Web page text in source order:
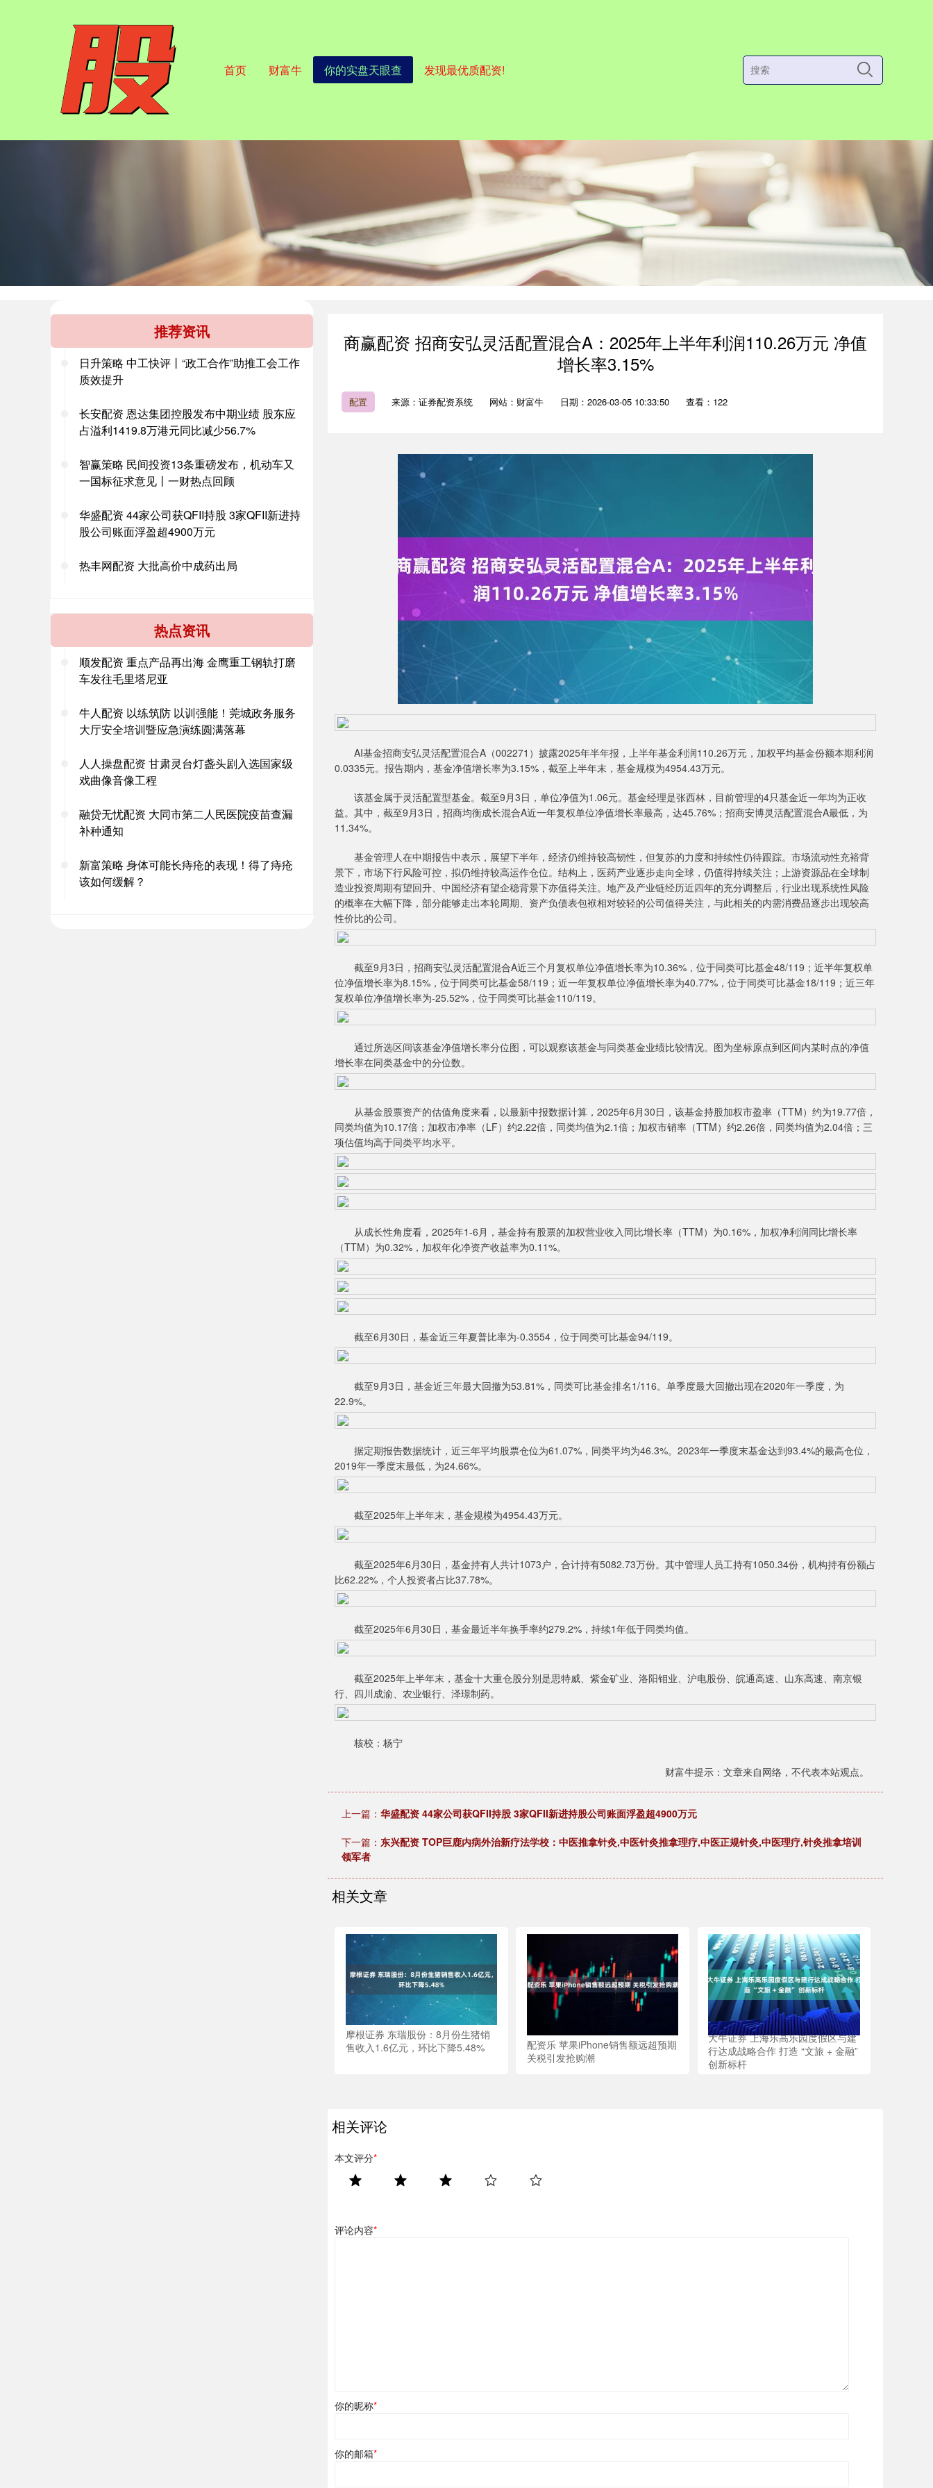
首页 财富牛 你的实盘天眼查 发现最优质配资!
商赢配资 招商安弘灵活配置混合A：2025年上半年利润110.26万元 净值
增长率3.15%
配置 来源：证券配资系统 网站：财富牛 日期：2026-03-05 10:33:50 查看：122
AI基金招商安弘灵活配置混合A（002271）披露2025年半年报，上半年基金利润110.26万元，加权平均基金份额本期利润
0.0335元。报告期内，基金净值增长率为3.15%，截至上半年末，基金规模为4954.43万元。
该基金属于灵活配置型基金。截至9月3日，单位净值为1.06元。基金经理是张西林，目前管理的4只基金近一年均为正收
益。其中，截至9月3日，招商均衡成长混合A近一年复权单位净值增长率最高，达45.76%；招商安博灵活配置混合A最低，为
11.34%。
基金管理人在中期报告中表示，展望下半年，经济仍维持较高韧性，但复苏的力度和持续性仍待跟踪。市场流动性充裕背
景下，市场下行风险可控，拟仍维持较高运作仓位。结构上，医药产业逐步走向全球，仍值得持续关注；上游资源品在全球制
造业投资周期有望回升、中国经济有望企稳背景下亦值得关注。地产及产业链经历近四年的充分调整后，行业出现系统性风险
的概率在大幅下降，部分能够走出本轮周期、资产负债表包袱相对较轻的公司值得关注，与此相关的内需消费品逐步出现较高
性价比的公司。
截至9月3日，招商安弘灵活配置混合A近三个月复权单位净值增长率为10.36%，位于同类可比基金48/119；近半年复权单
位净值增长率为8.15%，位于同类可比基金58/119；近一年复权单位净值增长率为40.77%，位于同类可比基金18/119；近三年
复权单位净值增长率为-25.52%，位于同类可比基金110/119。
通过所选区间该基金净值增长率分位图，可以观察该基金与同类基金业绩比较情况。图为坐标原点到区间内某时点的净值
增长率在同类基金中的分位数。
从基金股票资产的估值角度来看，以最新中报数据计算，2025年6月30日，该基金持股加权市盈率（TTM）约为19.77倍，
同类均值为10.17倍；加权市净率（LF）约2.22倍，同类均值为2.1倍；加权市销率（TTM）约2.26倍，同类均值为2.04倍；三
项估值均高于同类平均水平。
从成长性角度看，2025年1-6月，基金持有股票的加权营业收入同比增长率（TTM）为0.16%，加权净利润同比增长率
（TTM）为0.32%，加权年化净资产收益率为0.11%。
截至6月30日，基金近三年夏普比率为-0.3554，位于同类可比基金94/119。
截至9月3日，基金近三年最大回撤为53.81%，同类可比基金排名1/116。单季度最大回撤出现在2020年一季度，为
22.9%。
据定期报告数据统计，近三年平均股票仓位为61.07%，同类平均为46.3%。2023年一季度末基金达到93.4%的最高仓位，
2019年一季度末最低，为24.66%。
截至2025年上半年末，基金规模为4954.43万元。
截至2025年6月30日，基金持有人共计1073户，合计持有5082.73万份。其中管理人员工持有1050.34份，机构持有份额占
比62.22%，个人投资者占比37.78%。
截至2025年6月30日，基金最近半年换手率约279.2%，持续1年低于同类均值。
截至2025年上半年末，基金十大重仓股分别是思特威、紫金矿业、洛阳钼业、沪电股份、皖通高速、山东高速、南京银
行、四川成渝、农业银行、泽璟制药。
核校：杨宁
财富牛提示：文章来自网络，不代表本站观点。
上一篇： 华盛配资 44家公司获QFII持股 3家QFII新进持股公司账面浮盈超4900万元
下一篇： 东兴配资 TOP巨鹿内病外治新疗法学校：中医推拿针灸,中医针灸推拿理疗,中医正规针灸,中医理疗,针灸推拿培训
领军者
相关文章
摩根证券 东瑞股份：8月份生猪销
售收入1.6亿元，环比下降5.48%
配资乐 苹果iPhone销售额远超预期
关税引发抢购潮
大牛证券 上海乐高乐园度假区与建
行达成战略合作 打造 “文旅 + 金融”
创新标杆
相关评论
本文评分*
评论内容*
你的昵称*
你的邮箱*
推荐资讯
日升策略 中工快评丨“政工合作”助推工会工作
质效提升
长安配资 恩达集团控股发布中期业绩 股东应
占溢利1419.8万港元同比减少56.7%
智赢策略 民间投资13条重磅发布，机动车又
一国标征求意见丨一财热点回顾
华盛配资 44家公司获QFII持股 3家QFII新进持
股公司账面浮盈超4900万元
热丰网配资 大批高价中成药出局
热点资讯
顺发配资 重点产品再出海 金鹰重工钢轨打磨
车发往毛里塔尼亚
牛人配资 以练筑防 以训强能！莞城政务服务
大厅安全培训暨应急演练圆满落幕
人人操盘配资 甘肃灵台灯盏头剧入选国家级
戏曲像音像工程
融贷无忧配资 大同市第二人民医院疫苗查漏
补种通知
新富策略 身体可能长痔疮的表现！得了痔疮
该如何缓解？